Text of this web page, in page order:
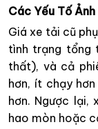
Các Yếu Tố
Giá xe tải cũ
tình trạng tổng
thất), và cả
hơn, ít chạy
hơn. Ngược lại,
hao mòn hoặc